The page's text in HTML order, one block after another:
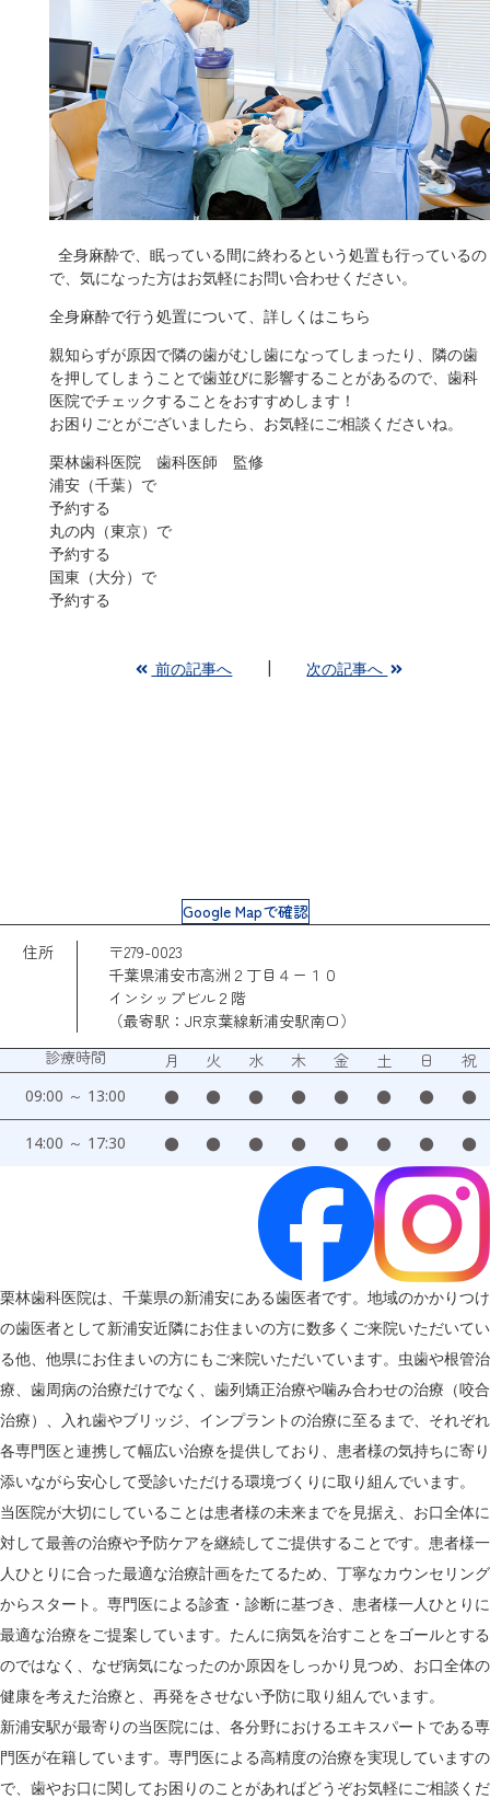
全身麻酔で、眠っている間に終わるという処置も行っているの
で、気になった方はお気軽にお問い合わせください。
全身麻酔で行う処置について、詳しくはこちら
親知らずが原因で隣の歯がむし歯になってしまったり、隣の歯
を押してしまうことで歯並びに影響することがあるので、歯科
医院でチェックすることをおすすめします！
お困りごとがございましたら、お気軽にご相談くださいね。
栗林歯科医院 歯科医師 監修
浦安（千葉）で
予約する
丸の内（東京）で
予約する
国東（大分）で
予約する
前の記事へ 次の記事へ
Google Mapで確認
住所
〒279-0023
千葉県浦安市高洲２丁目４ー１０
インシップビル２階
（最寄駅：JR京葉線新浦安駅南口）
診療時間
月 火 水 木 金 土 日 祝
09:00 ～ 13:00 ● ● ● ● ● ● ● ●
14:00 ～ 17:30 ● ● ● ● ● ● ● ●
栗林歯科医院は、千葉県の新浦安にある歯医者です。地域のかかりつけ
の歯医者として新浦安近隣にお住まいの方に数多くご来院いただいてい
る他、他県にお住まいの方にもご来院いただいています。虫歯や根管治
療、歯周病の治療だけでなく、歯列矯正治療や噛み合わせの治療（咬合
治療）、入れ歯やブリッジ、インプラントの治療に至るまで、それぞれ
各専門医と連携して幅広い治療を提供しており、患者様の気持ちに寄り
添いながら安心して受診いただける環境づくりに取り組んでいます。
当医院が大切にしていることは患者様の未来までを見据え、お口全体に
対して最善の治療や予防ケアを継続してご提供することです。患者様一
人ひとりに合った最適な治療計画をたてるため、丁寧なカウンセリング
からスタート。専門医による診査・診断に基づき、患者様一人ひとりに
最適な治療をご提案しています。たんに病気を治すことをゴールとする
のではなく、なぜ病気になったのか原因をしっかり見つめ、お口全体の
健康を考えた治療と、再発をさせない予防に取り組んでいます。
新浦安駅が最寄りの当医院には、各分野におけるエキスパートである専
門医が在籍しています。専門医による高精度の治療を実現していますの
で、歯やお口に関してお困りのことがあればどうぞお気軽にご相談くだ